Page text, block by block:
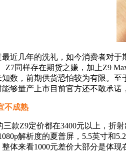
几年的洗礼，如今消费者对于
Z7同样存在期货之嫌，加上Z9
数，前期供货恐怕较为有限。
够量产上市目前官方还不敢承诺
不成熟
Z9定价都在3400元以上，折射
解析度的夏普屏，5.5英寸和
体来看1000元差价大部分是体现